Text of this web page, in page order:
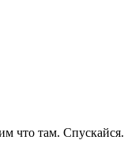
что там. Спускайся.